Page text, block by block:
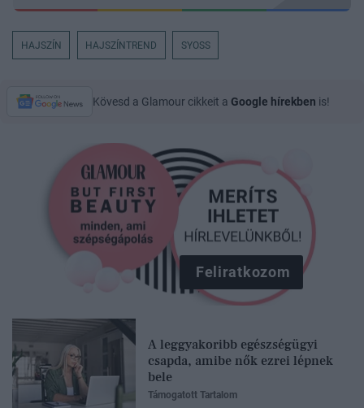
HAJSZÍN HAJSZÍNTREND SYOSS
Kövesd a Glamour cikkeit a Google hírekben is!
Feliratkozom
A leggyakoribb egészségügyi
csapda, amibe nők ezrei lépnek
bele
Támogatott Tartalom